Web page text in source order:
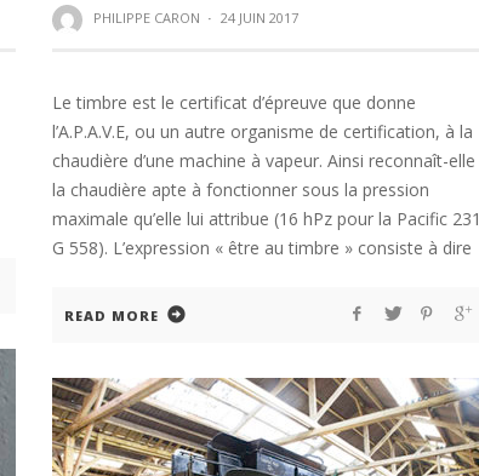
PHILIPPE CARON · 24 JUIN 2017
Le timbre est le certificat d’épreuve que donne
l’A.P.A.V.E, ou un autre organisme de certification, à la
chaudière d’une machine à vapeur. Ainsi reconnaît-elle
la chaudière apte à fonctionner sous la pression
maximale qu’elle lui attribue (16 hPz pour la Pacific 231
G 558). L’expression « être au timbre » consiste à dire
READ MORE